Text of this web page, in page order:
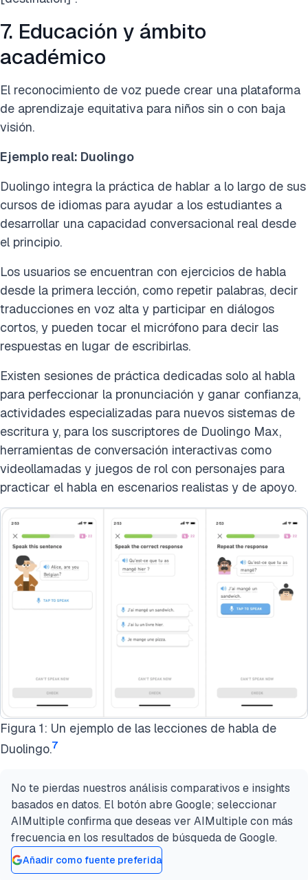
7. Educación y ámbito
académico
El reconocimiento de voz puede crear una plataforma
de aprendizaje equitativa para niños sin o con baja
visión.
Ejemplo real: Duolingo
Duolingo integra la práctica de hablar a lo largo de sus
cursos de idiomas para ayudar a los estudiantes a
desarrollar una capacidad conversacional real desde
el principio.
Los usuarios se encuentran con ejercicios de habla
desde la primera lección, como repetir palabras, decir
traducciones en voz alta y participar en diálogos
cortos, y pueden tocar el micrófono para decir las
respuestas en lugar de escribirlas.
Existen sesiones de práctica dedicadas solo al habla
para perfeccionar la pronunciación y ganar confianza,
actividades especializadas para nuevos sistemas de
escritura y, para los suscriptores de Duolingo Max,
herramientas de conversación interactivas como
videollamadas y juegos de rol con personajes para
practicar el habla en escenarios realistas y de apoyo.
Figura 1: Un ejemplo de las lecciones de habla de
Duolingo.7
No te pierdas nuestros análisis comparativos e insights
basados en datos. El botón abre Google; seleccionar
AIMultiple confirma que deseas ver AIMultiple con más
frecuencia en los resultados de búsqueda de Google.
Añadir como fuente preferida